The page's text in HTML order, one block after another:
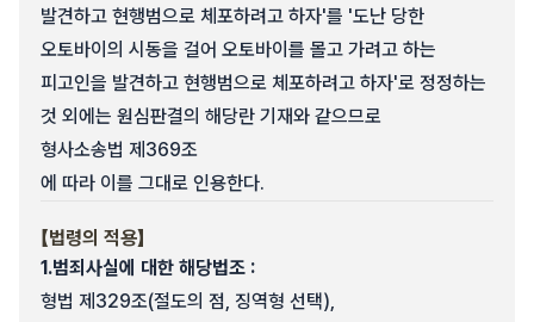
발견하고 현행범으로 체포하려고 하자'를 '도난 당한
오토바이의 시동을 걸어 오토바이를 몰고 가려고 하는
피고인을 발견하고 현행범으로 체포하려고 하자'로 정정하는
것 외에는 원심판결의 해당란 기재와 같으므로
형사소송법 제369조
에 따라 이를 그대로 인용한다.
【법령의 적용】
1.범죄사실에 대한 해당법조 :
형법 제329조(절도의 점, 징역형 선택),